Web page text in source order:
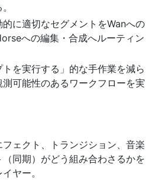
的に適切なセグメントをWanへの
への編集・合成へルーティン
トを実行する」的な手作業を減ら
測可能性のあるワークフローを実
ェクト、トランジション、音楽
同期）がどう組み合わさるかを
ヤー。